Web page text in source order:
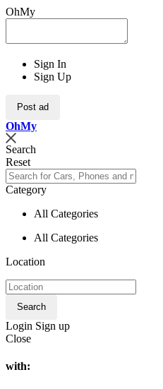
OhMy
Sign In
Sign Up
Post ad
OhMy
Search
Reset
Category
All Categories
All Categories
Location
Search
Login Sign up
Close
with: